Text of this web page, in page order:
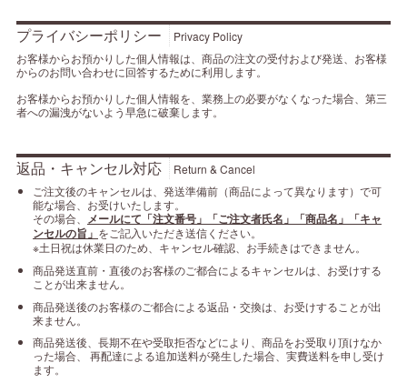
プライバシーポリシー
Privacy Policy
お客様からお預かりした個人情報は、商品の注文の受付および発送、お客様
からのお問い合わせに回答するために利用します。
お客様からお預かりした個人情報を、業務上の必要がなくなった場合、第三
者への漏洩がないよう早急に破棄します。
返品・キャンセル対応
Return & Cancel
ご注文後のキャンセルは、発送準備前（商品によって異なります）で可
能な場合、お受けいたします。
その場合、 メールにて「注文番号」「ご注文者氏名」「商品名」「キャ
ンセルの旨」 をご記入いただき送信ください。
※土日祝は休業日のため、キャンセル確認、お手続きはできません。
商品発送直前・直後のお客様のご都合によるキャンセルは、お受けする
ことが出来ません。
商品発送後のお客様のご都合による返品・交換は、お受けすることが出
来ません。
商品発送後、長期不在や受取拒否などにより、商品をお受取り頂けなか
った場合、 再配達による追加送料が発生した場合、実費送料を申し受け
ます。